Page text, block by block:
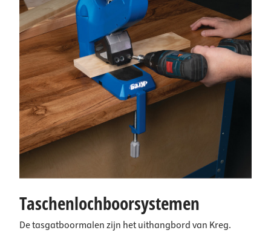
Taschenlochboorsystemen
De tasgatboormalen zijn het uithangbord van Kreg.